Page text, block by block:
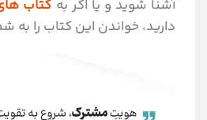
آشنا شوید و یا اگر به کتاب
دارید، خواندن این کتاب را به